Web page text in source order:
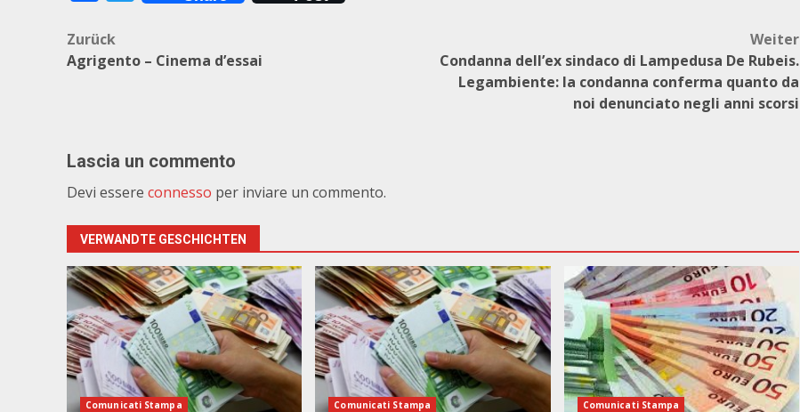
Beitragsnavigation
Zurück
Agrigento – Cinema d’essai
Weiter
Condanna dell’ex sindaco di Lampedusa De Rubeis.
Legambiente: la condanna conferma quanto da
noi denunciato negli anni scorsi
Lascia un commento
Devi essere connesso per inviare un commento.
VERWANDTE GESCHICHTEN
Comunicati Stampa Comunicati Stampa Comunicati Stampa